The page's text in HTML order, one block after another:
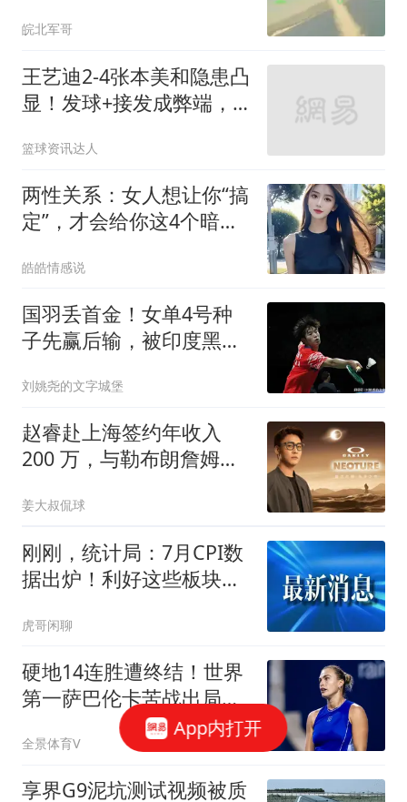
皖北军哥
王艺迪2-4张本美和隐患凸
显！发球+接发成弊端，
篮球资讯达人
两性关系：女人想让你“搞
定”，才会给你这4个暗
皓皓情感说
国羽丢首金！女单4号种
子先赢后输，被印度黑马
刘姚尧的文字城堡
赵睿赴上海签约年收入
200 万，与勒布朗詹姆斯
姜大叔侃球
刚刚，统计局：7月CPI数
据出炉！利好这些板块，
虎哥闲聊
硬地14连胜遭终结！世界
第一萨巴伦卡苦战出局，
无缘多伦多站八强
全景体育V
享界G9泥坑测试视频被质
App内打开